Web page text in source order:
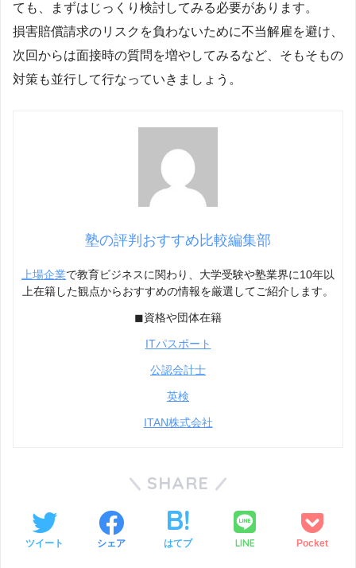
ても、まずはじっくり検討してみる必要があります。
損害賠償請求のリスクを負わないために不当解雇を避け、
次回からは面接時の質問を増やしてみるなど、そもそもの
対策も並行して行なっていきましょう。
塾の評判おすすめ比較編集部
上場企業で教育ビジネスに関わり、大学受験や塾業界に10年以
上在籍した観点からおすすめの情報を厳選してご紹介します。
◼︎資格や団体在籍
ITパスポート
公認会計士
英検
ITAN株式会社
SHARE
ツイート シェア はてブ LINE Pocket